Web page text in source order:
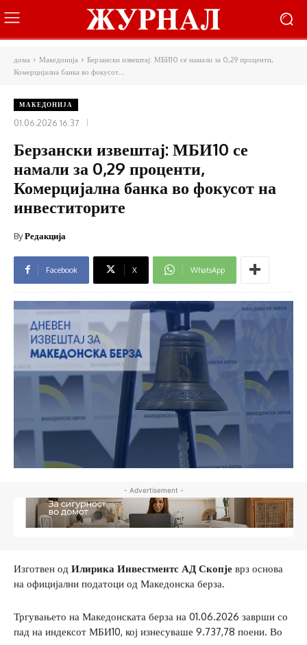
дома Македонија
Берзански извештај: МБИ10 се намали за 0,29 проценти,
Комерцијална банка во фокусот...
МАКЕДОНИЈА
01.06.2026 16:37
Берзански извештај: МБИ10 се
намали за 0,29 проценти,
Комерцијална банка во фокусот на
инвеститорите
ByРедакција
Facebook X WhatsApp
- Advertisement -
Изготвен од Илирика Инвестментс АД Скопје врз основа
на официјални податоци од Македонска берза.
Тргувањето на Македонската берза на 01.06.2026 заврши со
пад на индексот МБИ10, кој изнесуваше 9.737,78 поени. Во